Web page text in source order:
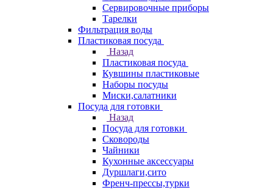
Сервировочные приборы
Тарелки
Фильтрация воды
Пластиковая посуда
Назад
Пластиковая посуда
Кувшины пластиковые
Наборы посуды
Миски,салатники
Посуда для готовки
Назад
Посуда для готовки
Сковороды
Чайники
Кухонные аксессуары
Дуршлаги,сито
Френч-прессы,турки